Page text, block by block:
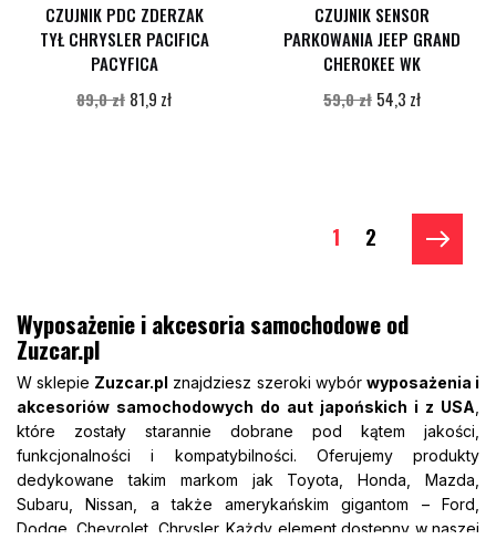
CZUJNIK PDC ZDERZAK
TYŁ CHRYSLER PACIFICA
PACYFICA
89,0 zł 81,9 zł
CZUJNIK SENSOR
PARKOWANIA JEEP GRAND
CHEROKEE WK
59,0 zł 54,3 zł
1 2
Wyposażenie i akcesoria samochodowe od
Zuzcar.pl
W sklepie Zuzcar.pl znajdziesz szeroki wybór wyposażenia i
akcesoriów samochodowych do aut japońskich i z USA
które zostały starannie dobrane pod kątem jakości,
funkcjonalności i kompatybilności. Oferujemy produkty
dedykowane takim markom jak Toyota, Honda, Mazda,
Subaru, Nissan, a także amerykańskim gigantom – Ford,
Dodge, Chevrolet, Chrysler. Każdy element dostępny w naszej